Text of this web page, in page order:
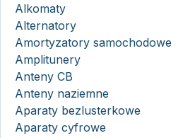
Alkomaty
Alternatory
Amortyzatory samochodowe
Amplitunery
Anteny CB
Anteny naziemne
Aparaty bezlusterkowe
Aparaty cyfrowe